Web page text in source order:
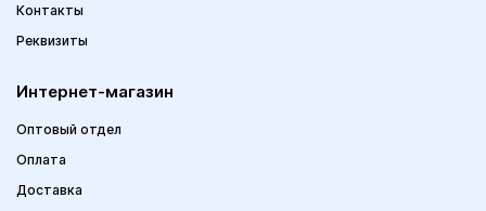
Контакты
Реквизиты
Интернет-магазин
Оптовый отдел
Оплата
Доставка